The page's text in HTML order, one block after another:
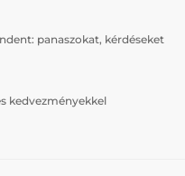
panaszokat, kérdéseket
kedvezményekkel